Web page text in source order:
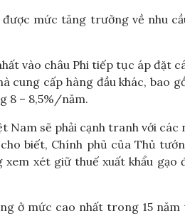
mức tăng trưởng về nhu
vào châu Phi tiếp tục áp đặt
cung cấp hàng đầu khác, bao
8 – 8,5%/năm.
Nam sẽ phải cạnh tranh với các
biết, Chính phủ của Thủ
xét giữ thuế xuất khẩu gạo
ở mức cao nhất trong 15